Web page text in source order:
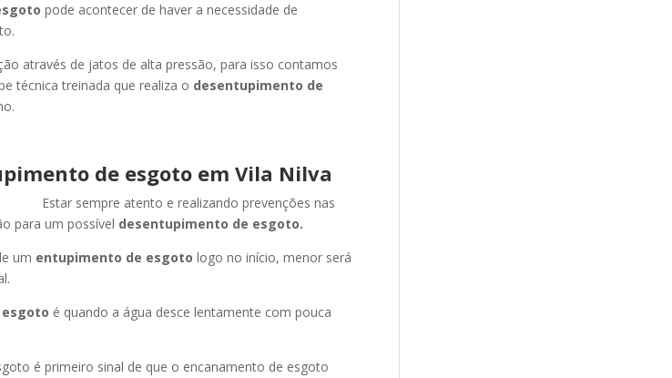
pode acontecer de haver a necessidade de
através de jatos de alta pressão, para isso contamos
técnica treinada que realiza o desentupimento de
de esgoto em Vila Nilva
Estar sempre atento e realizando prevenções nas
para um possível desentupimento de esgoto.
um entupimento de esgoto logo no início, menor será
é quando a água desce lentamente com pouca
é primeiro sinal de que o encanamento de esgoto